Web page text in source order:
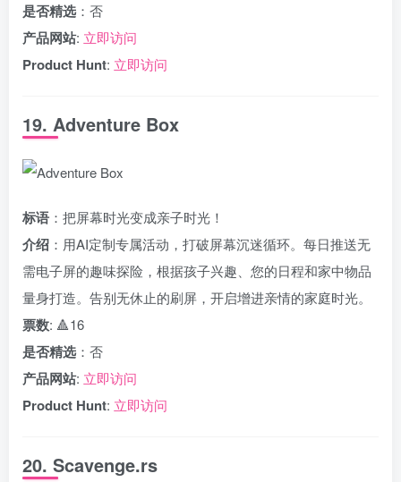
是否精选 ：否
产品网站: 立即访问
Product Hunt: 立即访问
19. Adventure Box
标语 ：把屏幕时光变成亲子时光！
介绍 ：用AI定制专属活动，打破屏幕沉迷循环。每日推送无
需电子屏的趣味探险，根据孩子兴趣、您的日程和家中物品
量身打造。告别无休止的刷屏，开启增进亲情的家庭时光。
票数: 🔺16
是否精选 ：否
产品网站: 立即访问
Product Hunt: 立即访问
20. Scavenge.rs